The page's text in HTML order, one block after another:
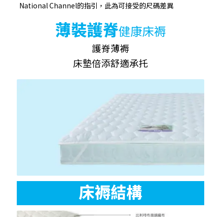
National Channel的指引，此為可接受的尺碼差異
薄裝護脊健康床褥
護脊薄褥
床墊倍添舒適承托
床褥結構